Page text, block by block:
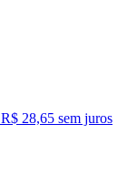
R$ 28,65 sem juros